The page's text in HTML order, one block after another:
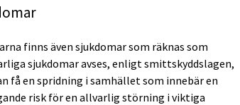
finns även sjukdomar som räknas som
sjukdomar avses, enligt smittskyddslagen,
få en spridning i samhället som innebär en
risk för en allvarlig störning i viktiga